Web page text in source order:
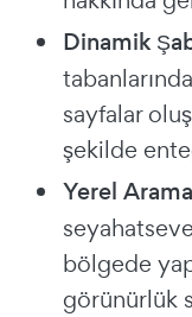
Dinamik
sayfalar
şekilde
Yerel
bölgede
görünürlük